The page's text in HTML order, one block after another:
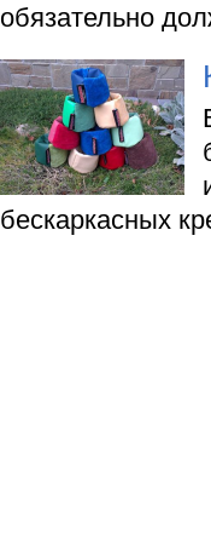
обязательно
бескаркасных